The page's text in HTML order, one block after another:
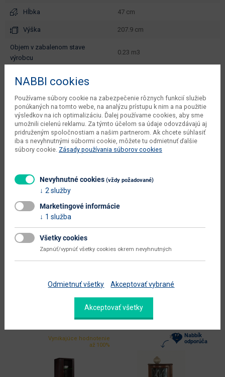
Hĺbka 47 cm
Výška 207.9 cm
objem v zabalenom stave
výrobcu
0.23 m3
váha s obalom výrobcu 69 kg
typové označenie Raweno R-W/N
dodáva sa v demonte
údržba utierať navlhko
prevedenie s leskom
hlavný materiál aglomerovaný materiál
Alternatívne produkty
Vynikajúce hodnotenie
až 100%
Nabbík
odporúča
NABBI cookies
Používame súbory cookie na zabezpečenie rôznych funkcií služieb
ponúkaných na tomto webe, na analýzu prístupu k nim a na použitie
výsledkov na ich optimalizáciu. Ďalej používame cookies, aby sme
umožnili cielenú reklamu. Za týmto účelom sa údaje odovzdávajú aj
pridruženým spoločnostiam a našim partnerom. Ak chcete súhlasiť
iba s nevyhnutnými súbormi cookie, môžete tu odmietnuť ďalšie
súbory cookie. Zásady používania súborov cookies
Nevyhnutné cookies (vždy požadované)
2 služby
Marketingové informácie
1 služba
Všetky cookies
Zapnúť/vypnúť všetky cookies okrem nevyhnutných
Odmietnuť všetky Akceptovať vybrané
Akceptovať všetky